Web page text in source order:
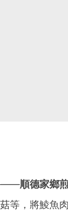
——順德家鄉
等，將鯪魚